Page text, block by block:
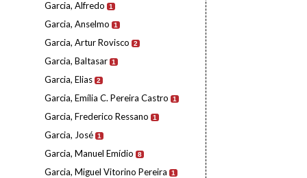
Garcia, Alfredo 1
Garcia, Anselmo 1
Garcia, Artur Rovisco 2
Garcia, Baltasar 1
Garcia, Elias 2
Garcia, Emília C. Pereira Castro 1
Garcia, Frederico Ressano 1
Garcia, José 1
Garcia, Manuel Emídio 8
Garcia, Miguel Vitorino Pereira 1